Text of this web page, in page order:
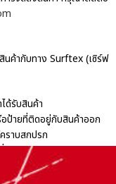
นค้ากับทาง Surftex (เซิร์ฟ
ด้รับสินค้า
อป้ายที่ติดอยู่กับสินค้าออก
ราบสกปรก
ยน